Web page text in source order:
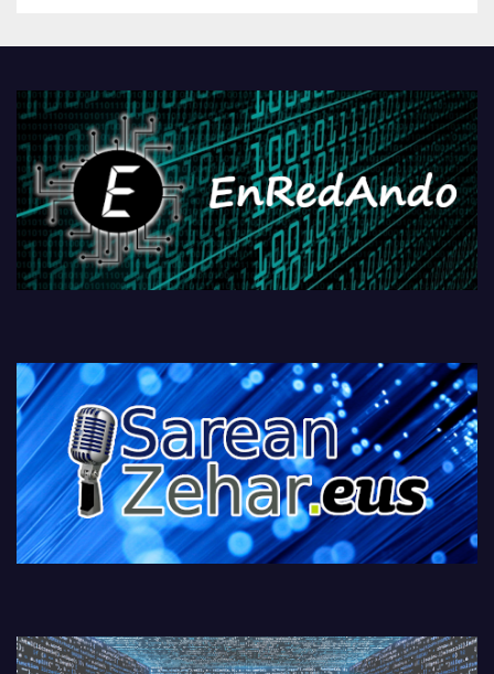
PlayStationeko bideojoko